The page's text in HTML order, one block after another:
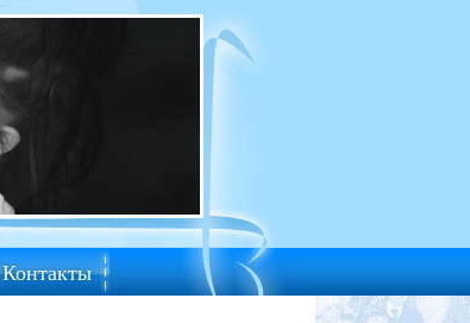
Контакты